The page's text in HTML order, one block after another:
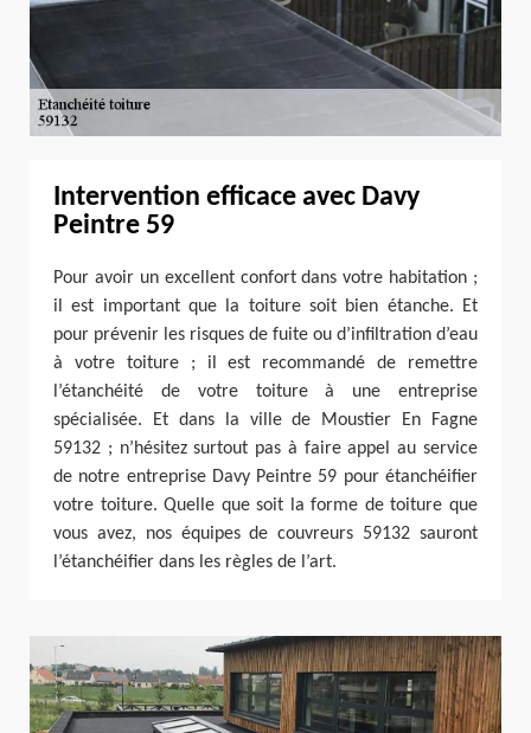
Intervention efficace avec Davy
Peintre 59
Pour avoir un excellent confort dans votre habitation ;
il est important que la toiture soit bien étanche. Et
pour prévenir les risques de fuite ou d’infiltration d’eau
à votre toiture ; il est recommandé de remettre
l’étanchéité de votre toiture à une entreprise
spécialisée. Et dans la ville de Moustier En Fagne
59132 ; n’hésitez surtout pas à faire appel au service
de notre entreprise Davy Peintre 59 pour étanchéifier
votre toiture. Quelle que soit la forme de toiture que
vous avez, nos équipes de couvreurs 59132 sauront
l’étanchéifier dans les règles de l’art.